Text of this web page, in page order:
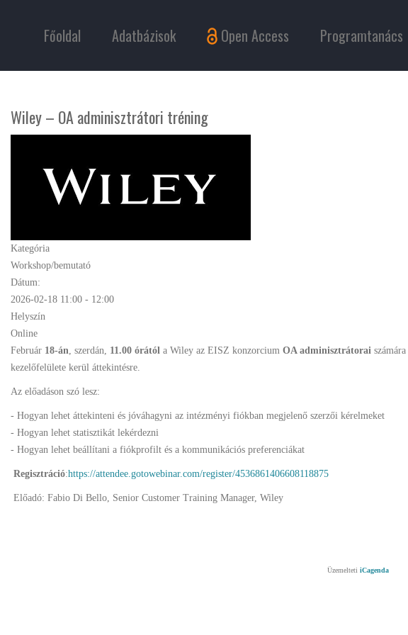
Főoldal Adatbázisok Open Access Programtanács
Wiley – OA adminisztrátori tréning
Kategória
Workshop/bemutató
Dátum:
2026-02-18 11:00 - 12:00
Helyszín
Online
Február 18-án, szerdán, 11.00 órától a Wiley az EISZ konzorcium OA adminisztrátorai számára
kezelőfelülete kerül áttekintésre.
Az előadáson szó lesz:
- Hogyan lehet áttekinteni és jóváhagyni az intézményi fiókban megjelenő szerzői kérelmeket
- Hogyan lehet statisztikát lekérdezni
- Hogyan lehet beállítani a fiókprofilt és a kommunikációs preferenciákat
Regisztráció:https://attendee.gotowebinar.com/register/4536861406608118875
Előadó: Fabio Di Bello, Senior Customer Training Manager, Wiley
ÜzemeltetiiCagenda